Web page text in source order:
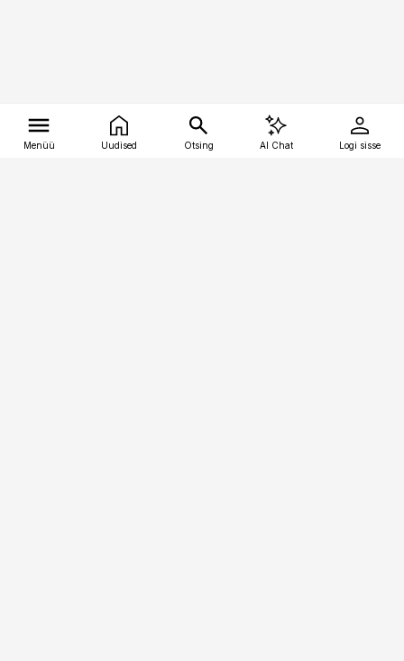
Menüü Uudised Otsing AI Chat Logi sisse